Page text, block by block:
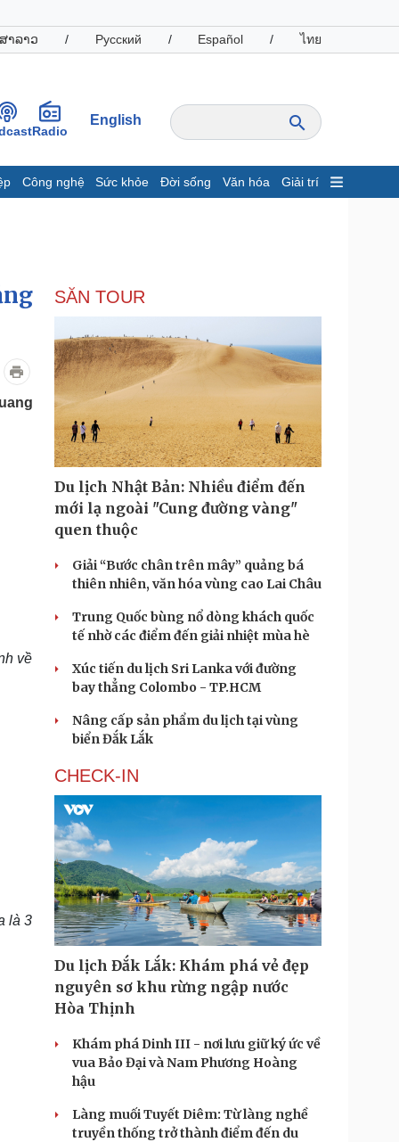
າລາວ / Русский / Español / ไทย
Radio
English
Công nghệ Sức khỏe Đời sống Văn hóa Giải trí
Giá cà phê
nghiệp
Thông tin doanh nghiệp
nghiệp 24h
Doanh nhân
Vì cộng đồng
Công nghệ
Tin Công nghệ
Trải nghiệm
Chuyển đổi số
Podcast
Câu chuyện thời sự
Cửa sổ tình yêu
Kể chuyện cho bé
Hạt giống tâm hồn
về
là 3
SĂN TOUR
Du lịch Nhật Bản: Nhiều điểm đến
mới lạ ngoài "Cung đường vàng"
quen thuộc
Giải “Bước chân trên mây” quảng bá
thiên nhiên, văn hóa vùng cao Lai Châu
Trung Quốc bùng nổ dòng khách quốc
tế nhờ các điểm đến giải nhiệt mùa hè
Xúc tiến du lịch Sri Lanka với đường
bay thẳng Colombo - TP.HCM
Nâng cấp sản phẩm du lịch tại vùng
biển Đắk Lắk
CHECK-IN
Du lịch Đắk Lắk: Khám phá vẻ đẹp
nguyên sơ khu rừng ngập nước
Hòa Thịnh
Khám phá Dinh III - nơi lưu giữ ký ức về
vua Bảo Đại và Nam Phương Hoàng
hậu
Làng muối Tuyết Diêm: Từ làng nghề
truyền thống trở thành điểm đến du